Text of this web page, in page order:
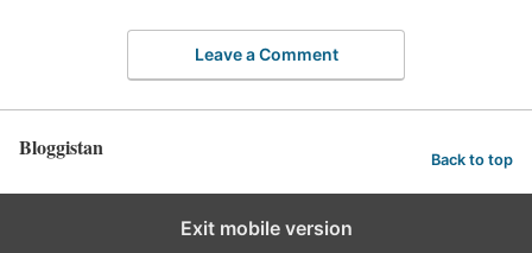
Leave a Comment
Bloggistan Back to top
Exit mobile version